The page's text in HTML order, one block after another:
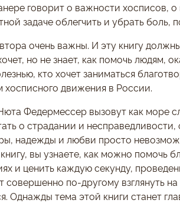
говорит о важности хосписов,
задаче облегчить и убрать боль,
очень важны. И эту книгу
но не знает, как помочь людям,
кто хочет заниматься
хосписного движения в России.
Федермессер вызовут как море
о страдании и
надежды и любви просто
вы узнаете, как можно помочь
и ценить каждую секунду,
совершенно по-другому взглянуть
Однажды тема этой книги станет